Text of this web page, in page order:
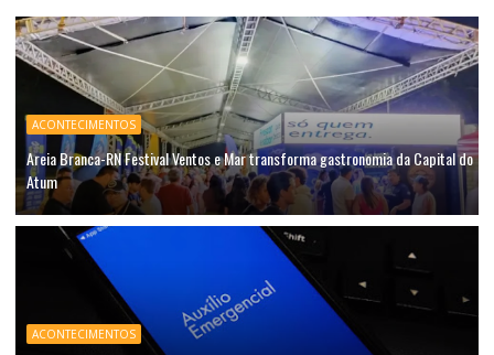
ACONTECIMENTOS
Areia Branca-RN Festival Ventos e Mar transforma gastronomia da Capital do
Atum
ACONTECIMENTOS